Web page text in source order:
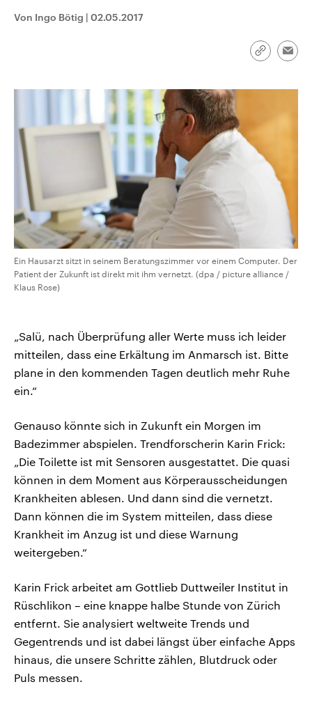
Wahl.
Von Ingo Bötig | 02.05.2017
Link
Ein Hausarzt sitzt in seinem Beratungszimmer vor einem Computer. Der
Patient der Zukunft ist direkt mit ihm vernetzt. (dpa / picture alliance /
Klaus Rose)
„Salü, nach Überprüfung aller Werte muss ich leider
mitteilen, dass eine Erkältung im Anmarsch ist. Bitte
plane in den kommenden Tagen deutlich mehr Ruhe
ein.“
Genauso könnte sich in Zukunft ein Morgen im
Badezimmer abspielen. Trendforscherin Karin Frick:
„Die Toilette ist mit Sensoren ausgestattet. Die quasi
können in dem Moment aus Körperausscheidungen
Krankheiten ablesen. Und dann sind die vernetzt.
Dann können die im System mitteilen, dass diese
Krankheit im Anzug ist und diese Warnung
weitergeben.“
Karin Frick arbeitet am Gottlieb Duttweiler Institut in
Rüschlikon – eine knappe halbe Stunde von Zürich
entfernt. Sie analysiert weltweite Trends und
Gegentrends und ist dabei längst über einfache Apps
hinaus, die unsere Schritte zählen, Blutdruck oder
Puls messen.